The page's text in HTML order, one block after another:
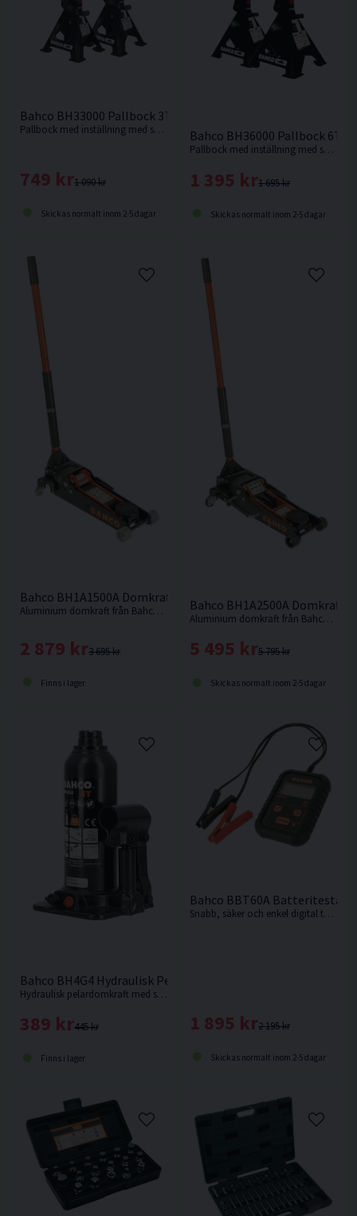
Bahco BH33000 Pallbock 3T 2-pack
Pallbock med inställning med spärrfunktion som klarar upp till 3 ton.
1 090 kr
749 kr
Skickas normalt inom 2-5 dagar
Bahco BH36000 Pallbock 6T
Pallbock med inställning med spärrfunktion som klarar upp till 6 ton.
1 695 kr
1 395 kr
Skickas normalt inom 2-5 dagar
Bahco BH1A1500A Domkraft 1,5 Ton Aluminium 415mm
Aluminium domkraft från Bahco med en lyfthöjd på 415mm och en låg vikt på endast 12,8kg.
3 695 kr
2 879 kr
Finns i lager
Bahco BH1A2500A Domkraft
Aluminium domkraft från Bahco med en lyfthöjd på 485mm och en låg vikt på endast 24,4kg.
5 795 kr
5 495 kr
Skickas normalt inom 2-5 dagar
Bahco BH4G4 Hydraulisk Pelardomkraft 4 Ton 373mm
Hydraulisk pelardomkraft med svetsad stomme för bästa prestanda och som minskar risken för oljeläckage.
445 kr
389 kr
Finns i lager
Bahco BBT60A Batteritestare
Snabb, säker och enkel digital testare för snabb och exakt batteri- och systemtestdiagnostik från Bahco.
2 195 kr
1 895 kr
Skickas normalt inom 2-5 dagar